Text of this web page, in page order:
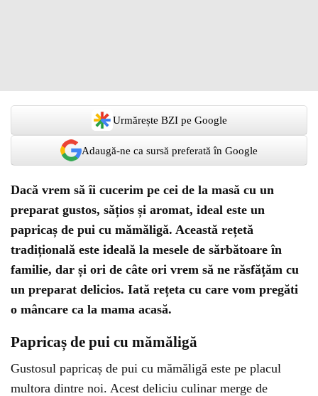
Urmărește BZI pe Google
Adaugă-ne ca sursă preferată în Google
Dacă vrem să îi cucerim pe cei de la masă cu un
preparat gustos, sățios și aromat, ideal este un
papricaș de pui cu mămăligă. Această rețetă
tradițională este ideală la mesele de sărbătoare în
familie, dar și ori de câte ori vrem să ne răsfățăm cu
un preparat delicios. Iată rețeta cu care vom pregăti
o mâncare ca la mama acasă.
Papricaș de pui cu mămăligă
Gustosul papricaș de pui cu mămăligă este pe placul
multora dintre noi. Acest deliciu culinar merge de